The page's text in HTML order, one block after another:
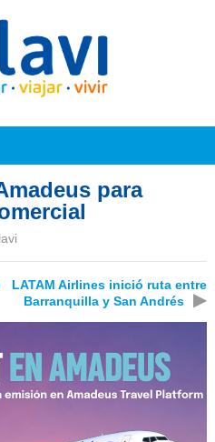
para
LATAM Airlines inició ruta entre
Barranquilla y San Andrés
▶